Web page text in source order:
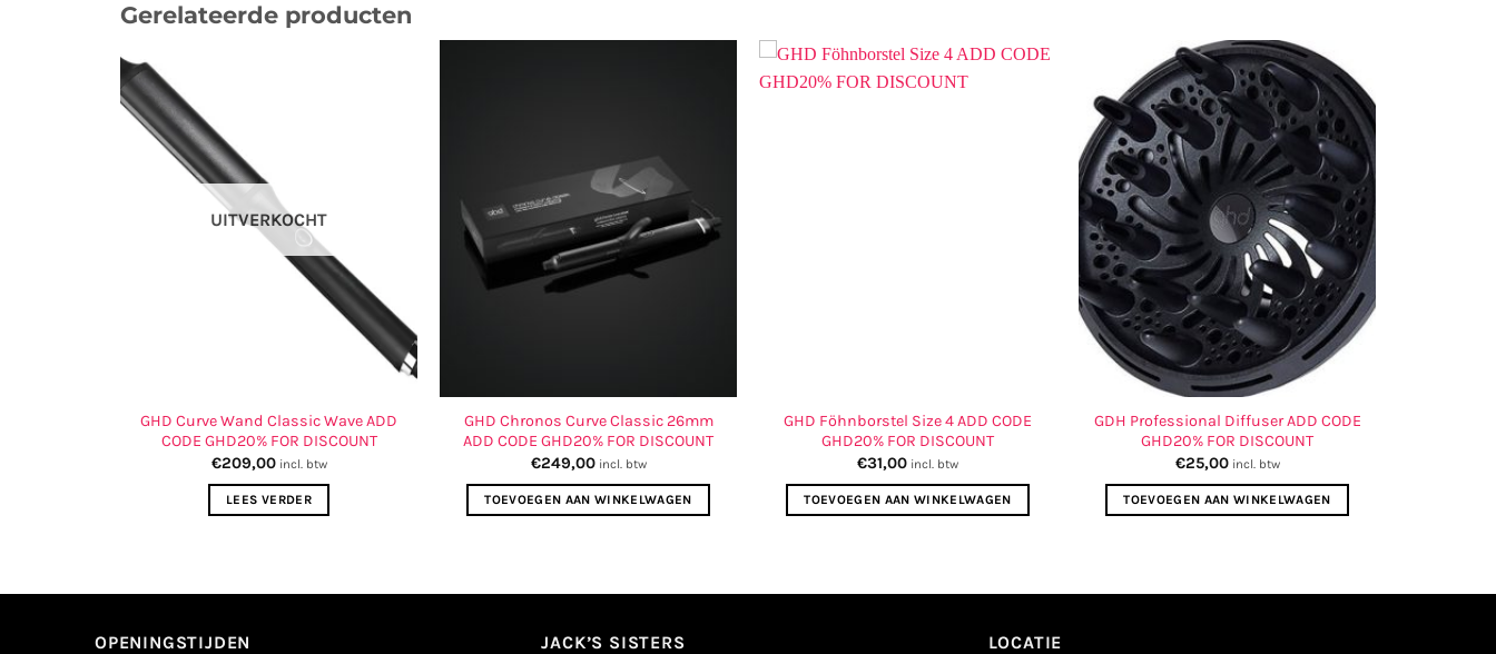
Gerelateerde producten
UITVERKOCHT
GHD Curve Wand Classic Wave ADD
CODE GHD20% FOR DISCOUNT
€209,00 incl. btw
LEES VERDER
GHD Chronos Curve Classic 26mm
ADD CODE GHD20% FOR DISCOUNT
€249,00 incl. btw
TOEVOEGEN AAN WINKELWAGEN
GHD Föhnborstel Size 4 ADD CODE
GHD20% FOR DISCOUNT
€31,00 incl. btw
TOEVOEGEN AAN WINKELWAGEN
GDH Professional Diffuser ADD CODE
GHD20% FOR DISCOUNT
€25,00 incl. btw
TOEVOEGEN AAN WINKELWAGEN
OPENINGSTIJDEN JACK’S SISTERS LOCATIE